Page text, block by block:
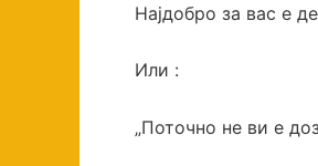
Најдобро за вас е
Или :
„Поточно не ви е